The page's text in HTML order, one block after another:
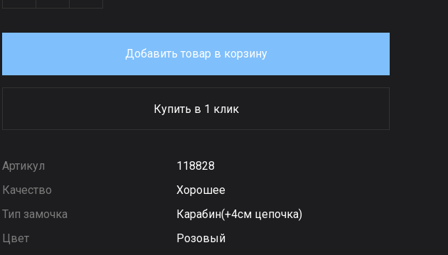
Добавить товар в корзину
Купить в 1 клик
Артикул
118828
Качество
Хорошее
Тип замочка
Карабин(+4см цепочка)
Цвет
Розовый